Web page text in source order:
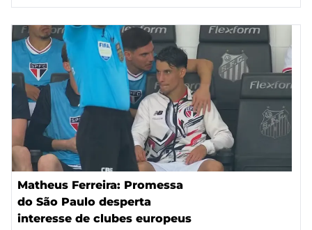
Matheus Ferreira: Promessa
do São Paulo desperta
interesse de clubes europeus